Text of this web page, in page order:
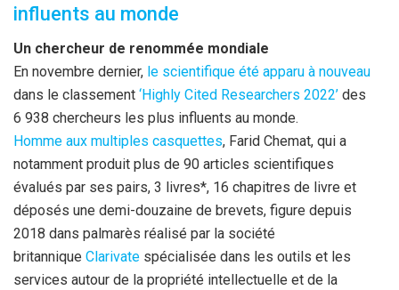
influents au monde
Un chercheur de renommée mondiale
En novembre dernier, le scientifique été apparu à nouveau
dans le classement ‘Highly Cited Researchers 2022’ des
6 938 chercheurs les plus influents au monde.
Homme aux multiples casquettes, Farid Chemat, qui a
notamment produit plus de 90 articles scientifiques
évalués par ses pairs, 3 livres*, 16 chapitres de livre et
déposés une demi-douzaine de brevets, figure depuis
2018 dans palmarès réalisé par la société
britannique Clarivate spécialisée dans les outils et les
services autour de la propriété intellectuelle et de la